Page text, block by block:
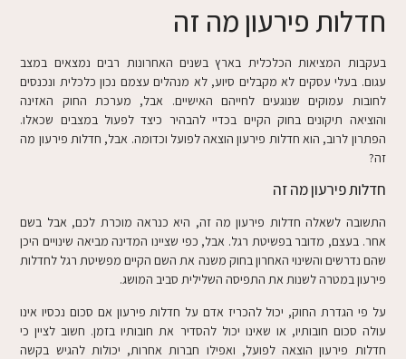
חדלות פירעון מה זה
בעקבות המציאות הכלכלית בארץ בשנים האחרונות רבים נמצאים במצב
עגום. בעלי עסקים לא מקבלים סיוע, לא מנהלים עצמם נכון כלכלית ונכנסים
לחובות עמוקים שנוגעים לחייהם האישיים. אבל, מערכת החוק האזינה
והוציאה תיקונים בחוק הקיים בכדיי להבהיר כיצד לפעול במצבים שכאלו.
הפתרון לרוב, הוא חדלות פירעון הוצאה לפועל וכדומה. אבל, חדלות פירעון מה
זה?
חדלות פירעון מה זה
התשובה לשאלה חדלות פירעון מה זה, היא כנראה מוכרת לכם, אבל בשם
אחר. בעצם, מדובר בפשיטת רגל. אבל, כפי שציינו המדינה מביאה שינויים היכן
שהם נדרשים והשינוי האחרון בחוק משנה את השם הקיים מפשיטת רגל לחדלות
פירעון במטרה לשנות את התפיסה השלילית סביב המושג.
על פי הגדרת החוק, יכול להכריז אדם על חדלות פירעון אם סכום נכסיו אינו
עולה סכום חובותיו, או שאינו יכול להסדיר את חובותיו בזמן. חשוב לציין כי
חדלות פירעון הוצאה לפועל, ואפילו חברות אחרות, יכולות להגיש בקשה